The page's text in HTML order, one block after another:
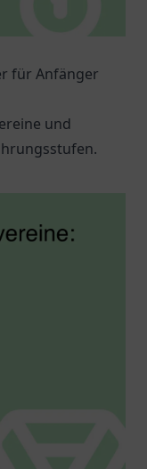
für Anfänger
und